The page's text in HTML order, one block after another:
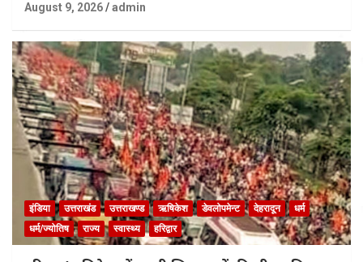
August 9, 2026 admin
इंडिया उत्तराखंड उत्तराखण्ड ऋषिकेश डेवलोपमेन्ट देहरादून
धर्म
धर्म/ज्योतिष
राज्य स्वास्थ्य हरिद्वार